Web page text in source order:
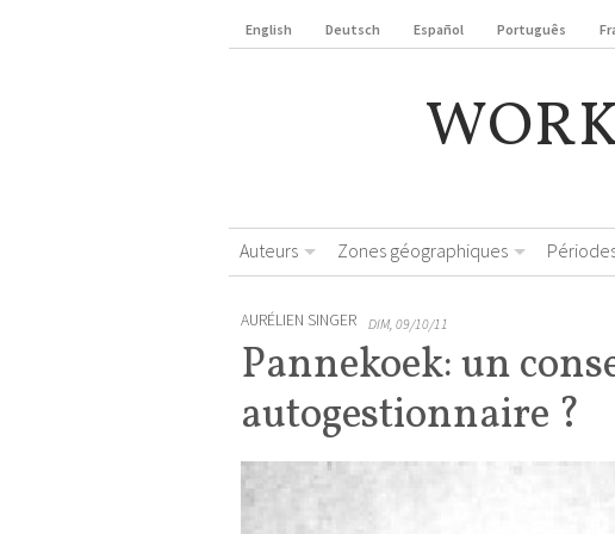
English Deutsch Español Português
Auteurs Zones géographiques
AURÉLIEN SINGER DIM, 09/10/11
Pannekoek: un
autogestionnaire ?